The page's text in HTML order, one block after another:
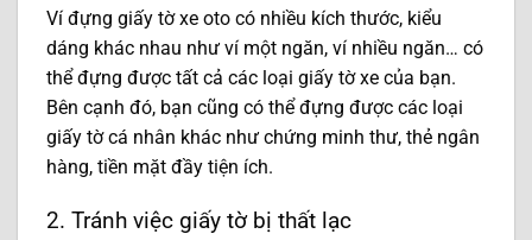
Ví đựng giấy tờ xe oto có nhiều kích thước, kiểu
dáng khác nhau như ví một ngăn, ví nhiều ngăn… có
thể đựng được tất cả các loại giấy tờ xe của bạn.
Bên cạnh đó, bạn cũng có thể đựng được các loại
giấy tờ cá nhân khác như chứng minh thư, thẻ ngân
hàng, tiền mặt đầy tiện ích.
2. Tránh việc giấy tờ bị thất lạc